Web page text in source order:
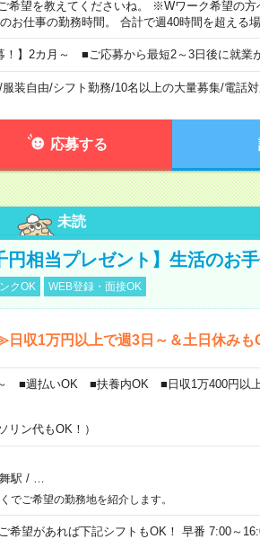
希望を教えてくださいね。 ※Wワーク希望の方
お仕事の勤務時間。 合計で週40時間を超える
！】2カ月～ ■ご応募から最短2～3日後に就業
/服装自由/シフト勤務/10名以上の大量募集/電話
応募する
未読
相当プレゼント】生活のお
クOK WEB登録・面接OK
収1万円以上で週3日～＆土日休みも
～ ■週払いOK ■扶養内OK ■日収1万400円以
リン代もOK！）
駅 /
ご希望の勤務地を紹介します。
希望があれば下記シフトもOK！ 早番 7:00～